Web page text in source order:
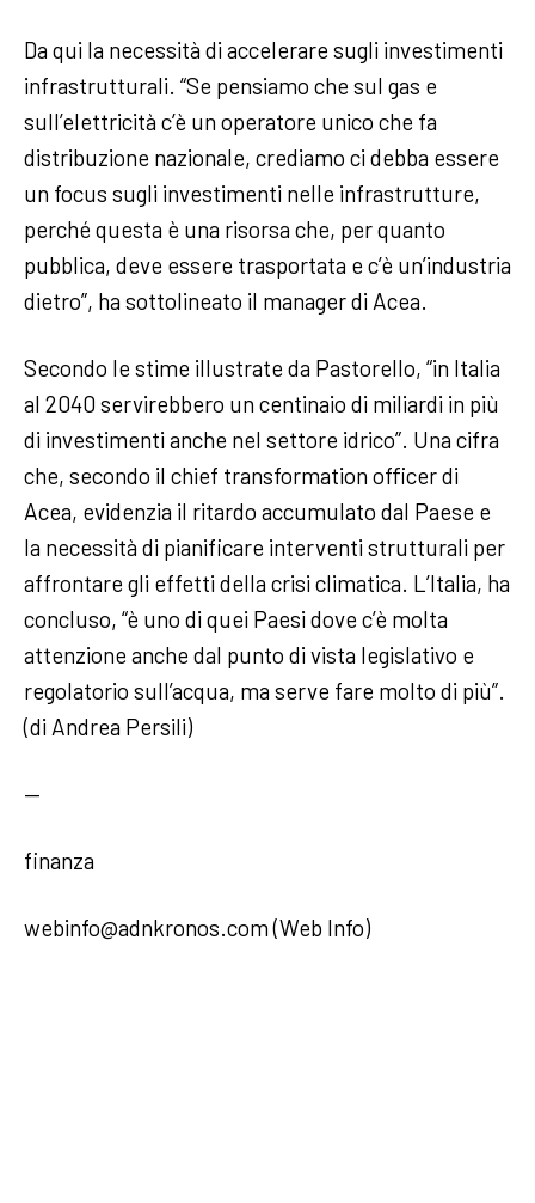
Da qui la necessità di accelerare sugli investimenti
infrastrutturali. “Se pensiamo che sul gas e
sull’elettricità c’è un operatore unico che fa
distribuzione nazionale, crediamo ci debba essere
un focus sugli investimenti nelle infrastrutture,
perché questa è una risorsa che, per quanto
pubblica, deve essere trasportata e c’è un’industria
dietro”, ha sottolineato il manager di Acea.
Secondo le stime illustrate da Pastorello, “in Italia
al 2040 servirebbero un centinaio di miliardi in più
di investimenti anche nel settore idrico”. Una cifra
che, secondo il chief transformation officer di
Acea, evidenzia il ritardo accumulato dal Paese e
la necessità di pianificare interventi strutturali per
affrontare gli effetti della crisi climatica. L’Italia, ha
concluso, “è uno di quei Paesi dove c’è molta
attenzione anche dal punto di vista legislativo e
regolatorio sull’acqua, ma serve fare molto di più”.
(di Andrea Persili)
—
finanza
webinfo@adnkronos.com (Web Info)